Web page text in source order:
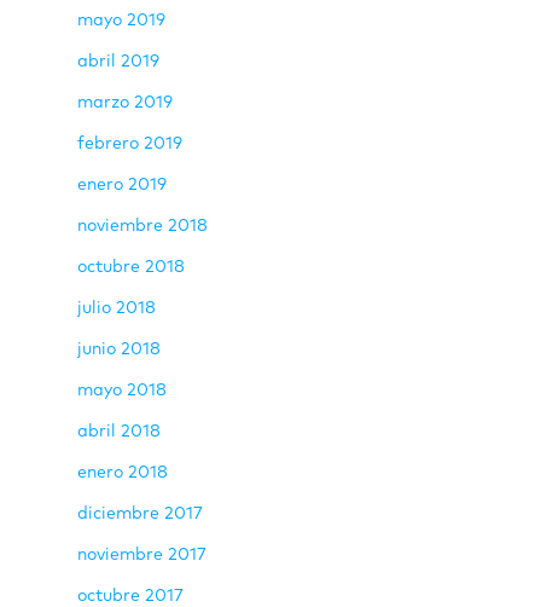
mayo 2019
abril 2019
marzo 2019
febrero 2019
enero 2019
noviembre 2018
octubre 2018
julio 2018
junio 2018
mayo 2018
abril 2018
enero 2018
diciembre 2017
noviembre 2017
octubre 2017